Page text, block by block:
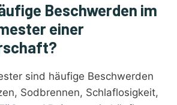
Beschwerden im
einer
sind häufige Beschwerden
Sodbrennen, Schlaflosigkeit,